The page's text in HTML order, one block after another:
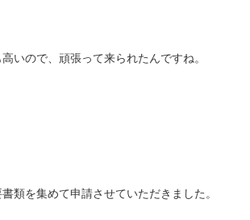
いので、頑張って来られたんですね。
類を集めて申請させていただきました。